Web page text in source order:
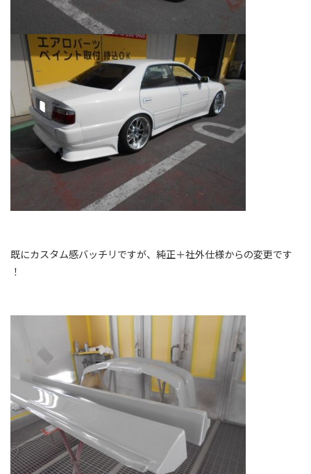
既にカスタム感バッチリですが、純正＋社外仕様からの変更です
！